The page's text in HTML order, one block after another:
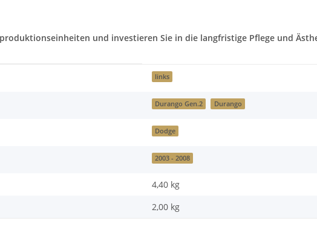
und investieren Sie in die langfristige Pflege und
links
Durango Gen.2 Durango
Dodge
2003 - 2008
4,40 kg
2,00 kg